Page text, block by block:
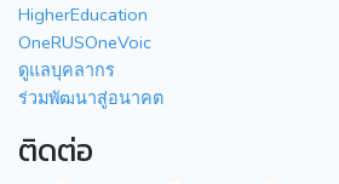
HigherEducation
OneRUSOneVoic
ดูแลบุคลากร
ร่วมพัฒนาสู่อนาคต
ติดต่อ